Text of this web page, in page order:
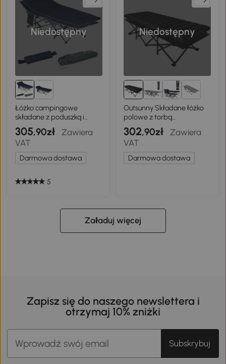
Niedostępny
Łóżko campingowe
składane z poduszką i
kieszenią boczną
305,90zł
Zawiera
VAT
Darmowa dostawa
5
Niedostępny
1+
Outsunny Składane łóżko
polowe z torbą
transportową, leżanka
turystyczna do 200 kg, do
wnętrz i na zewnątrz, 200
x 80 x 40 cm, czarne
302,90zł
Zawiera
VAT
Darmowa dostawa
Załaduj więcej
Zapisz się do naszego newslettera i
otrzymaj 10% zniżki
Subskrybuj